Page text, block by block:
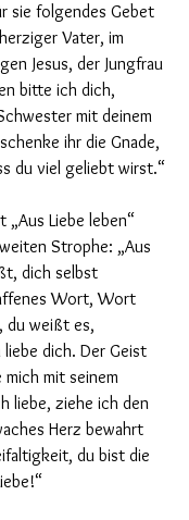
sie folgendes Gebet
Vater, im
Jesus, der Jungfrau
bitte ich dich,
mit deinem
ihr die Gnade,
du viel geliebt wirst.“
„Aus Liebe leben“
Strophe: „Aus
dich selbst
Wort, Wort
du weißt es,
dich. Der Geist
mich mit seinem
liebe, ziehe ich den
Herz bewahrt
du bist die